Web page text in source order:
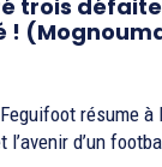
trois
!
résume à
d’un